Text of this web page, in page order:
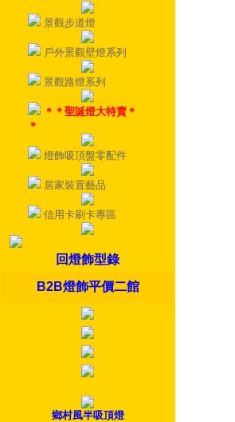
景觀步道燈
戶外景觀壁燈系列
景觀路燈系列
＊＊聖誕燈大特賣＊
＊
燈飾吸頂盤零配件
居家裝置藝品
信用卡刷卡專區
回燈飾型錄
B2B燈飾平價二館
鄉村風半吸頂燈